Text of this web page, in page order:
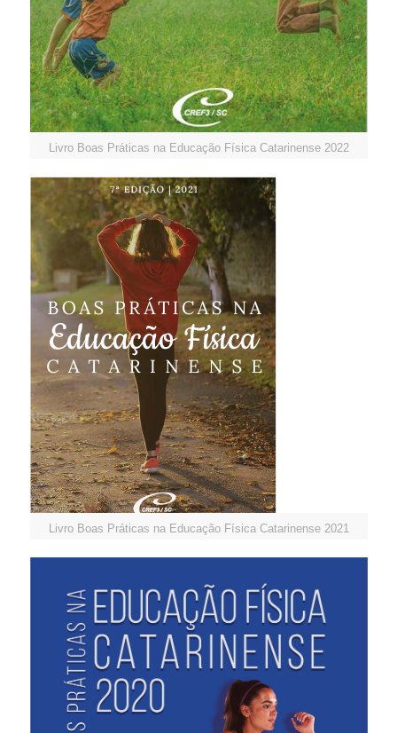
Livro Boas Práticas na Educação Física Catarinense 2022
Livro Boas Práticas na Educação Física Catarinense 2021